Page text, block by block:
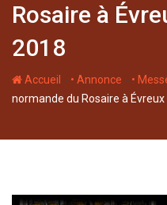
Rosaire à
2018
Accueil - • Annonce - •
normande du Rosaire à